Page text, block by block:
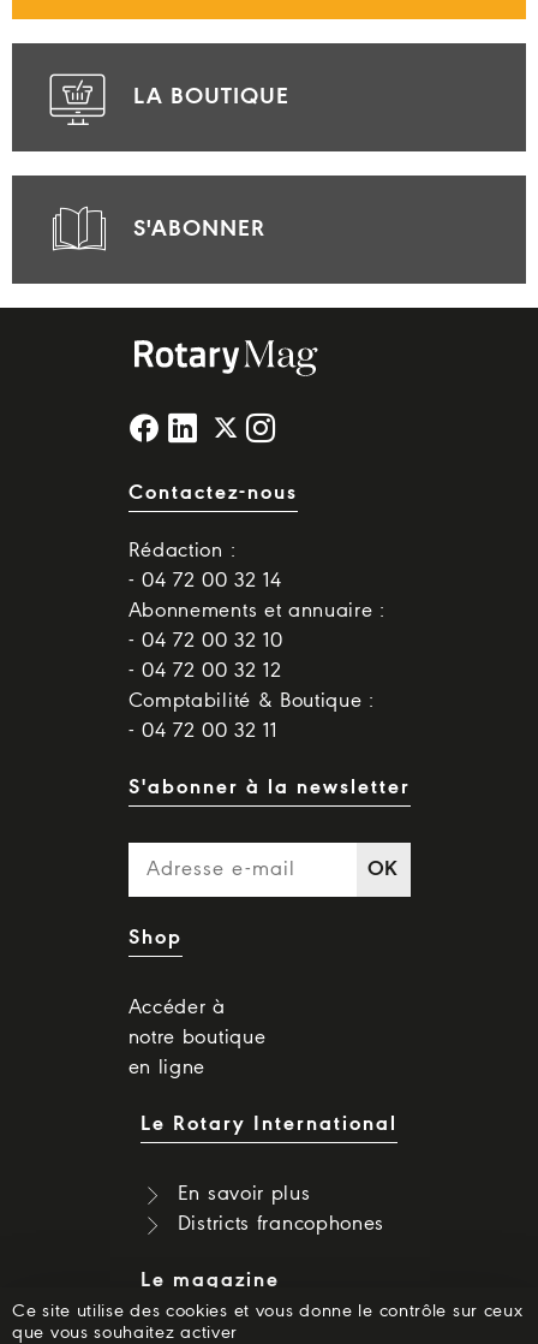
LA BOUTIQUE
S'ABONNER
Contactez-nous
Rédaction :
- 04 72 00 32 14
Abonnements et annuaire :
- 04 72 00 32 10
- 04 72 00 32 12
Comptabilité & Boutique :
- 04 72 00 32 11
S'abonner à la newsletter
OK
Shop
Accéder à
notre boutique
en ligne
Le Rotary International
En savoir plus
Districts francophones
Le magazine
Ce site utilise des cookies et vous donne le contrôle sur ceux
que vous souhaitez activer